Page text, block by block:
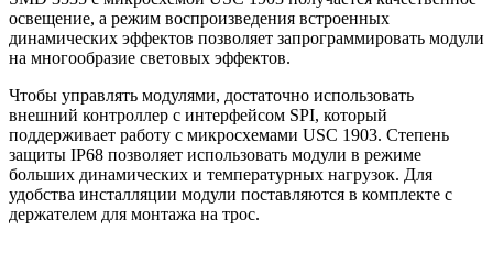
освещение, а режим воспроизведения встроенных
динамических эффектов позволяет запрограммировать модули
на многообразие световых эффектов.
Чтобы управлять модулями, достаточно использовать
внешний контроллер с интерфейсом SPI, который
поддерживает работу с микросхемами USC 1903. Степень
защиты IP68 позволяет использовать модули в режиме
больших динамических и температурных нагрузок. Для
удобства инсталляции модули поставляются в комплекте с
держателем для монтажа на трос.